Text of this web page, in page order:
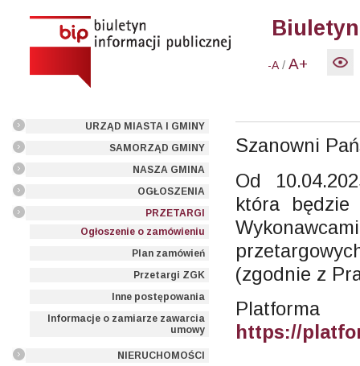
-A /A+
URZĄD MIASTA I GMINY
SAMORZĄD GMINY
NASZA GMINA
OGŁOSZENIA
PRZETARGI
Ogłoszenie o zamówieniu
Plan zamówień
Przetargi ZGK
Inne postępowania
Informacje o zamiarze zawarcia
umowy
NIERUCHOMOŚCI
Szanowni
Od
która będzie
(zgodnie z
https://